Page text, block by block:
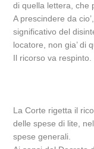
di quella lettera, che
A prescindere da
significativo del
locatore, non gia’ di
Il ricorso va respinto.
La Corte rigetta il
delle spese di lite,
spese generali.